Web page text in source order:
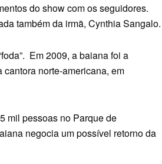
do show com os seguidores.
também da irmã, Cynthia Sangalo.
Em 2009, a baiana foi a
norte-americana, em
mil pessoas no Parque de
negocia um possível retorno da